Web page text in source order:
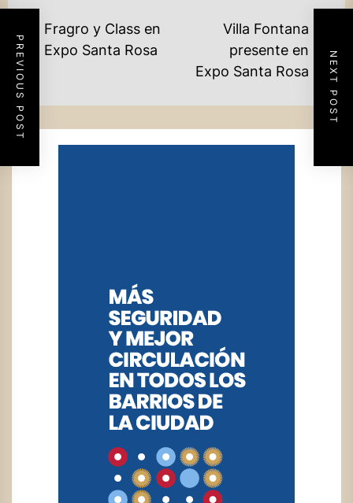
PREVIOUS POST NEXT POST
NAVEGACIÓN
DE
ENTRADAS
Previous
post:
Fragro y Class en
Expo Santa Rosa
Villa Fontana
presente en
Expo Santa Rosa